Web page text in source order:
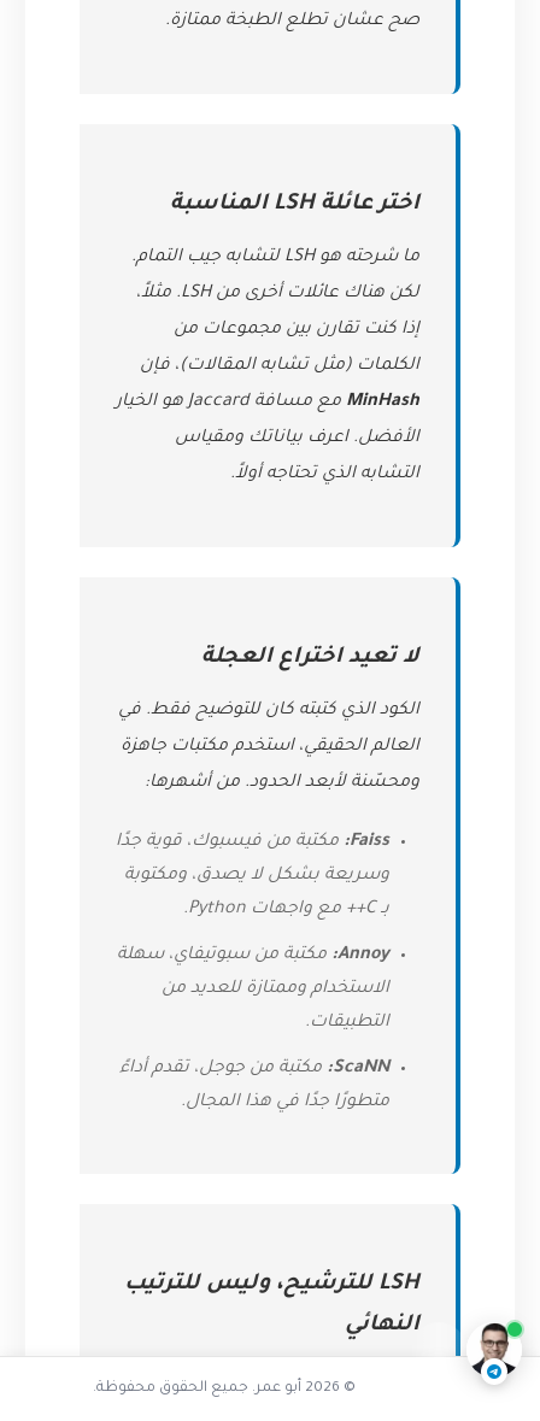
صح عشان تطلع الطبخة ممتازة.
اختر عائلة LSH المناسبة
ما شرحته هو LSH لتشابه جيب التمام.
لكن هناك عائلات أخرى من LSH. مثلاً،
إذا كنت تقارن بين مجموعات من
الكلمات (مثل تشابه المقالات)، فإن
MinHash
مع مسافة Jaccard هو الخيار
الأفضل. اعرف بياناتك ومقياس
التشابه الذي تحتاجه أولاً.
لا تعيد اختراع العجلة
الكود الذي كتبته كان للتوضيح فقط. في
العالم الحقيقي، استخدم مكتبات جاهزة
ومحسّنة لأبعد الحدود. من أشهرها:
Faiss:
مكتبة من فيسبوك، قوية جدًا
وسريعة بشكل لا يصدق، ومكتوبة
بـ C++ مع واجهات Python.
Annoy: مكتبة من سبوتيفاي، سهلة
الاستخدام وممتازة للعديد من
التطبيقات.
ScaNN:
مكتبة من جوجل، تقدم أداءً
متطورًا جدًا في هذا المجال.
LSH للترشيح، وليس للترتيب
النهائي
تذكر دائمًا أن LSH وظيفتها الأساسية
ناقشنا على تليجرام@AbuOmarTech_bot
© 2026 أبو عمر. جميع الحقوق محفوظة.